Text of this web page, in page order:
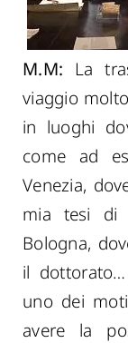
M.M: La
viaggio
in luoghi
come ad
Venezia,
mia tesi di
Bologna,
il
uno dei
avere la